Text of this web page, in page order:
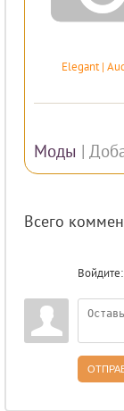
Elegant |
Моды |
Всего
Войдите: